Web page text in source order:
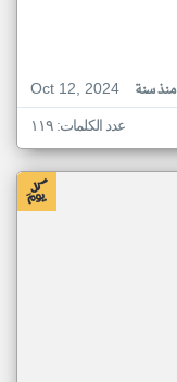
Oct 12, 2024
منذ سنة
عدد الكلمات: ١١٩